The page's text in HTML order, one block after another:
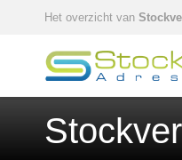
Het overzicht van